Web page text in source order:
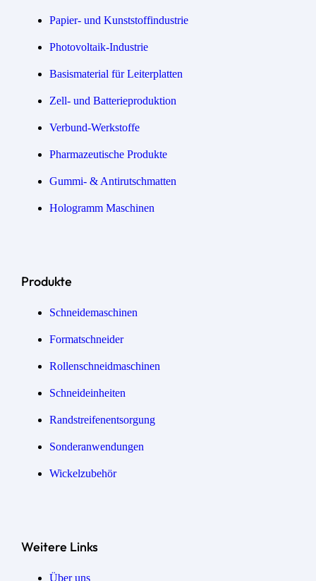
Papier- und Kunststoffindustrie
Photovoltaik-Industrie
Basismaterial für Leiterplatten
Zell- und Batterieproduktion
Verbund-Werkstoffe
Pharmazeutische Produkte
Gummi- & Antirutschmatten
Hologramm Maschinen
Produkte
Schneidemaschinen
Formatschneider
Rollenschneidmaschinen
Schneideinheiten
Randstreifen­entsorgung
Sonder­anwendungen
Wickel­zubehör
Weitere Links
Über uns